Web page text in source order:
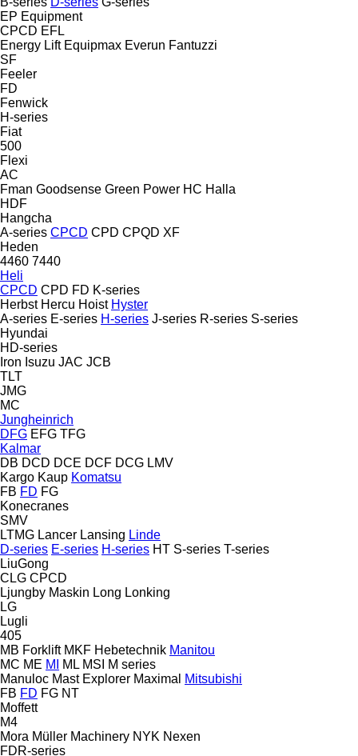
EP Equipment
CPCD EFL
Energy Lift Equipmax Everun Fantuzzi
SF
Feeler
FD
Fenwick
H-series
Fiat
500
Flexi
AC
Fman Goodsense Green Power HC Halla
HDF
Hangcha
A-series CPCD CPD CPQD XF
Heden
4460 7440
Heli
CPCD CPD FD K-series
Herbst Hercu Hoist Hyster
A-series E-series H-series J-series R-series S-series
Hyundai
HD-series
Iron Isuzu JAC JCB
TLT
JMG
MC
Jungheinrich
DFG EFG TFG
Kalmar
DB DCD DCE DCF DCG LMV
Kargo Kaup Komatsu
FB FD FG
Konecranes
SMV
LTMG Lancer Lansing Linde
D-series E-series H-series HT S-series T-series
LiuGong
CLG CPCD
Ljungby Maskin Long Lonking
LG
Lugli
405
MB Forklift MKF Hebetechnik Manitou
MC ME MI ML MSI
M series
Manuloc Mast Explorer Maximal
Mitsubishi
FB FD FG NT
Moffett
M4
Mora Müller Machinery NYK Nexen
FDR-series